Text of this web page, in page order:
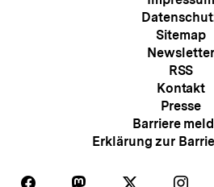
Sitemap
Newsletter
RSS
Kontakt
Presse
Barriere
Erklärung zur
Auf Auf